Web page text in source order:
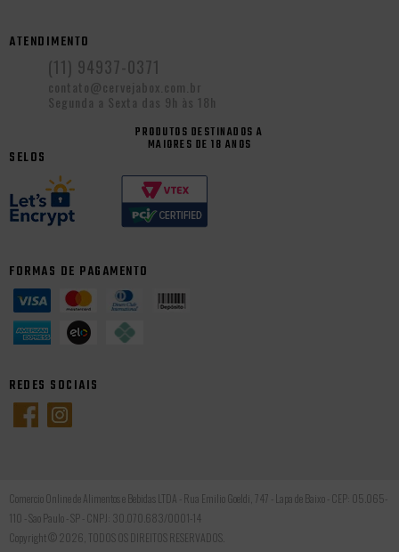
ATENDIMENTO
(11) 94937-0371
contato@cervejabox.com.br
Segunda a Sexta das 9h às 18h
PRODUTOS DESTINADOS A
MAIORES DE 18 ANOS
SELOS
FORMAS DE PAGAMENTO
REDES SOCIAIS
Comercio Online de Alimentos e Bebidas LTDA - Rua Emilio Goeldi, 747 - Lapa de Baixo - CEP: 05.065-
110 - Sao Paulo - SP - CNPJ: 30.070.683/0001-14
Copyright © 2026, TODOS OS DIREITOS RESERVADOS.